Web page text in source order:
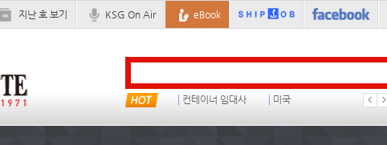
지난 호 보기 KSG On Air eBook
국제선박투자운용 컨테이너 임대사 미국 1